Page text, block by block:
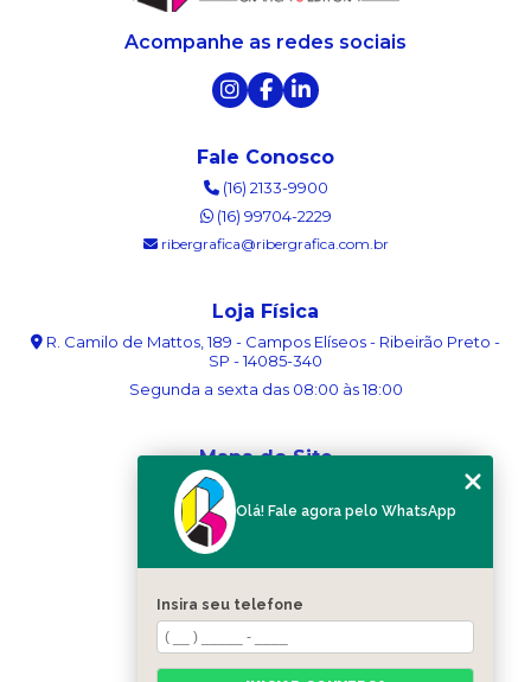
Acompanhe as redes sociais
Fale Conosco
(16) 2133-9900
(16) 99704-2229
ribergrafica@ribergrafica.com.br
Loja Física
R. Camilo de Mattos, 189 - Campos Elíseos - Ribeirão Preto -
SP - 14085-340
Segunda a sexta das 08:00 às 18:00
Mapa do Site
Sobre nós
Blog
Categorias
Mapa do site
Olá! Fale agora pelo WhatsApp
Insira seu telefone